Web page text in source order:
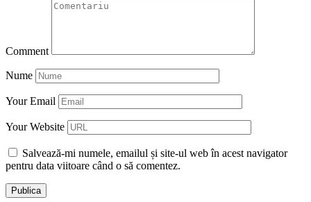
Comment
Nume
Your Email
Your Website
Salvează-mi numele, emailul și site-ul web în acest navigator
pentru data viitoare când o să comentez.